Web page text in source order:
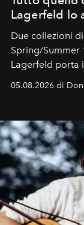
Lagerfeld lo
Due collezioni
Spring/Summer
Lagerfeld porta
logomania
Kate, Claudia
uno dei
05.08.2026 di